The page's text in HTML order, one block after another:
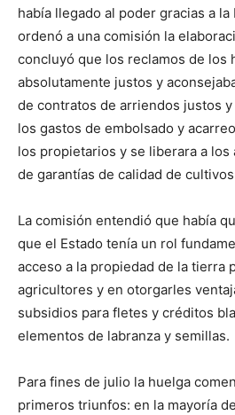
había llegado al poder gracias a la
ordenó a una comisión la
concluyó que los reclamos de los
absolutamente justos y
de contratos de arriendos justos
los gastos de embolsado y
los propietarios y se liberara a
de garantías de calidad de
La comisión entendió que había
que el Estado tenía un rol
acceso a la propiedad de la tierra
agricultores y en otorgarles
subsidios para fletes y créditos
elementos de labranza y semillas.
Para fines de julio la huelga
primeros triunfos: en la mayoría